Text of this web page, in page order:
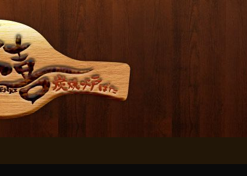
喜】 のブログ